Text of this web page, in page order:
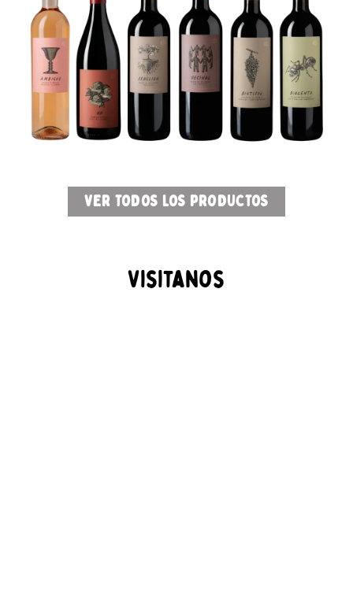
VER TODOS LOS PRODUCTOS
Visitanos